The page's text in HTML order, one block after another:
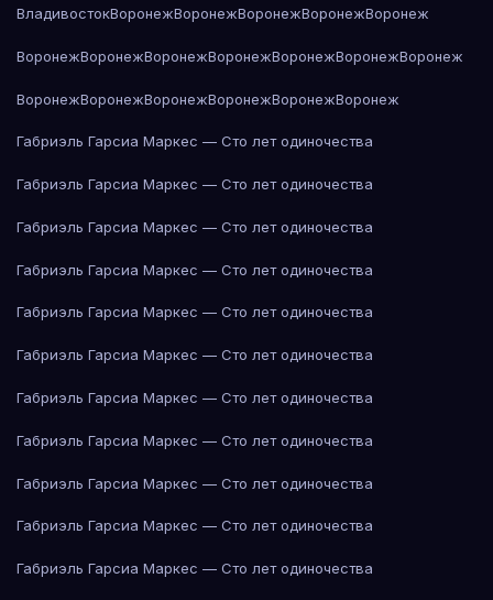
ВладивостокВоронежВоронежВоронежВоронежВоронеж
ВоронежВоронежВоронежВоронежВоронежВоронежВоронеж
ВоронежВоронежВоронежВоронежВоронежВоронеж
Габриэль Гарсиа Маркес — Сто лет одиночества
Габриэль Гарсиа Маркес — Сто лет одиночества
Габриэль Гарсиа Маркес — Сто лет одиночества
Габриэль Гарсиа Маркес — Сто лет одиночества
Габриэль Гарсиа Маркес — Сто лет одиночества
Габриэль Гарсиа Маркес — Сто лет одиночества
Габриэль Гарсиа Маркес — Сто лет одиночества
Габриэль Гарсиа Маркес — Сто лет одиночества
Габриэль Гарсиа Маркес — Сто лет одиночества
Габриэль Гарсиа Маркес — Сто лет одиночества
Габриэль Гарсиа Маркес — Сто лет одиночества